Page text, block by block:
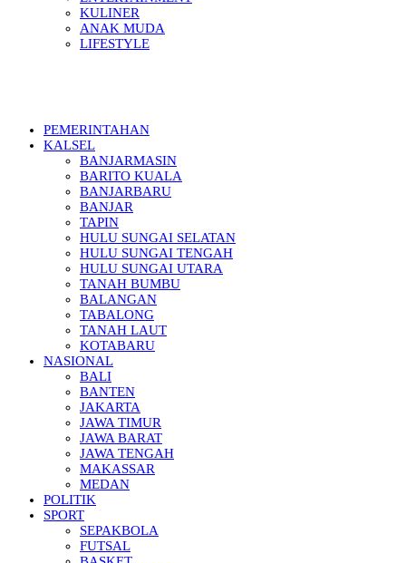
KULINER
ANAK MUDA
LIFESTYLE
PEMERINTAHAN
KALSEL
BANJARMASIN
BARITO KUALA
BANJARBARU
BANJAR
TAPIN
HULU SUNGAI SELATAN
HULU SUNGAI TENGAH
HULU SUNGAI UTARA
TANAH BUMBU
BALANGAN
TABALONG
TANAH LAUT
KOTABARU
NASIONAL
BALI
BANTEN
JAKARTA
JAWA TIMUR
JAWA BARAT
JAWA TENGAH
MAKASSAR
MEDAN
POLITIK
SPORT
SEPAKBOLA
FUTSAL